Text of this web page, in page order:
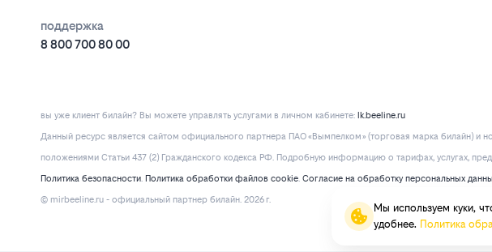
поддержка
8 800 700 80 00
вы уже клиент билайн? Вы можете управлять услугами в личнoм кaбинeтe:
lk.beeline.ru
Данный ресурс является сайтом официального партнера ПАО «Вымпелком» (торговая марка билайн) и
положениями Статьи 437 (2) Гражданского кодекса РФ. Подробную информацию о тарифах, услугах,
Политика безопасности. Политика обработки файлов cookie. Согласие на обработку персональных
© mirbeeline.ru - официальный партнер билайн. 2026 г.
Мы используем куки,
удобнее. Политика